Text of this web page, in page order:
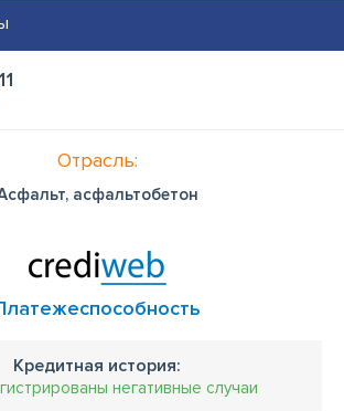
Отрасль:
асфальтобетон
Кредитная история:
негативные случаи